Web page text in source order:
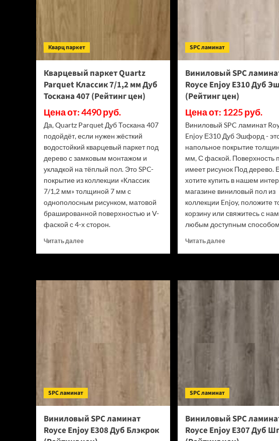
Кварц паркет
Кварцевый паркет Quartz
Parquet Классик 7/1,2 мм Дуб
Тоскана 407 (Рейтинг цен)
Цена от: 4490 руб.
Да, Quartz Parquet Дуб Тоскана 407
подойдёт, если нужен жёсткий
водостойкий кварцевый паркет под
дерево с замковым монтажом и
укладкой на тёплый пол. Это SPC-
покрытие из коллекции «Классик
7/1,2 мм» толщиной 7 мм с
однополосным рисунком, матовой
брашированной поверхностью и V-
фаской с 4-х сторон.
Читать далееПрочитать
Тоскана
SPC ламинат
Виниловый SPC
Royce Enjoy Е310 Дуб
(Рейтинг цен)
Цена от: 1225 руб.
Виниловый SPC ламинат
Enjoy Е310 Дуб Эшфорд -
напольное покрытие
мм, С фаской. Поверхность
имеет рисунок Под дерево.
хотите купить в нашем
магазине виниловый пол из
коллекции Enjoy, положите
корзину или свяжитесь с
любым доступным
Читать далееПрочитать
(Рейтинг
SPC ламинат
Виниловый SPC ламинат
Royce Enjoy Е308 Дуб Блэкрок
SPC ламинат
Виниловый SPC
Royce Enjoy Е307 Дуб